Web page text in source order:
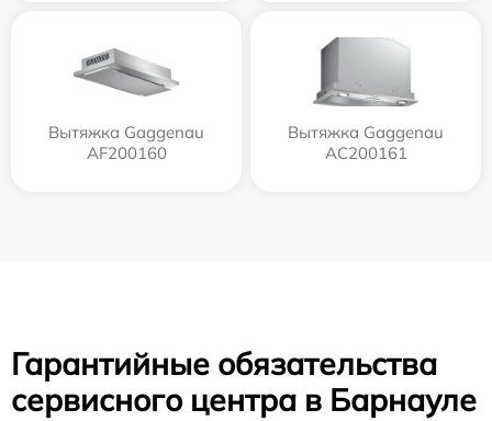
Вытяжка Gaggenau
AF200160
Вытяжка Gaggenau
AC200161
Гарантийные обязательства
сервисного центра в Барнауле